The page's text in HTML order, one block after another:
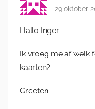
29 oktober
Hallo Inger
Ik vroeg me af welk
kaarten?
Groeten